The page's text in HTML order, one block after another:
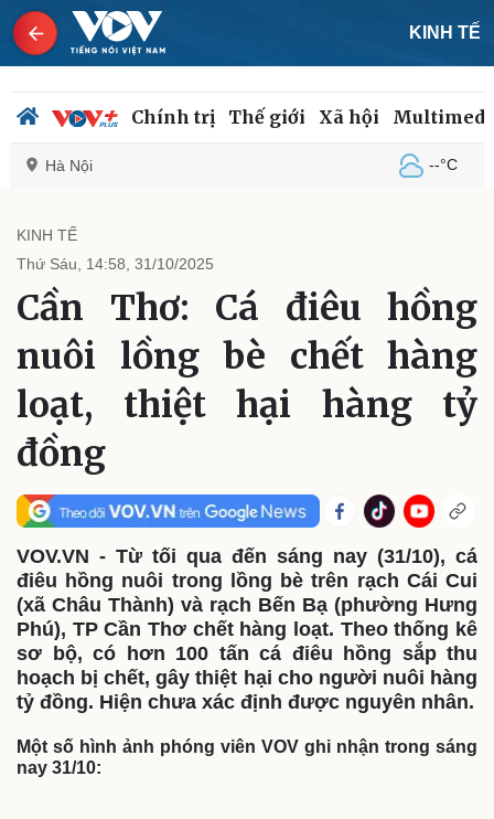
KINH TẾ
Chính trị Thế giới Xã hội
Hà Nội --°C
Chính trị
Đảng
Tổ chức nhân sự
Quốc hội
Nhận diện sự thật
Tin 24h
Dự báo thời tiết
Giáo dục
Dấu ấn VOV
Việc làm
Biển đảo
KINH TẾ
Thứ Sáu, 14:58, 31/10/2025
Cần Thơ: Cá điêu hồng
nuôi lồng bè chết hàng
loạt, thiệt hại hàng tỷ
đồng
VOV.VN - Từ tối qua đến sáng nay (31/10), cá
điêu hồng nuôi trong lồng bè trên rạch Cái Cui
(xã Châu Thành) và rạch Bến Bạ (phường Hưng
Phú), TP Cần Thơ chết hàng loạt. Theo thống kê
sơ bộ, có hơn 100 tấn cá điêu hồng sắp thu
hoạch bị chết, gây thiệt hại cho người nuôi hàng
tỷ đồng. Hiện chưa xác định được nguyên nhân.
Một số hình ảnh phóng viên VOV ghi nhận trong sáng
nay 31/10: